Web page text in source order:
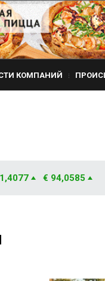
КОМПАНИЙ
€ 94,0585